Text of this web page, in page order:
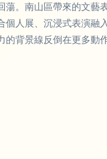
。南山區帶來的文藝
人展、沉浸式表演融
背景線反倒在更多動